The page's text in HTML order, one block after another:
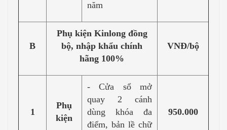
năm
B
Phụ kiện Kinlong đồng
bộ, nhập khẩu chính
hãng 100%
VNĐ/bộ
1
Phụ
kiện
- Cửa sổ mở
quay 2 cánh
dùng khóa đa
điểm, bản lề chữ
950.000